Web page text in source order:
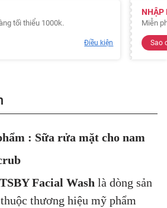
tối thiểu 1000k.
Điều kiện
NHẬP
Miễn
Sao
: Sữa rửa mặt cho nam
Facial Wash là dòng sản
thương hiệu mỹ phẩm